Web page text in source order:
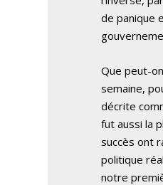
de panique
Que peut-
semaine,
décrite
fut aussi la
succès ont
politique
notre